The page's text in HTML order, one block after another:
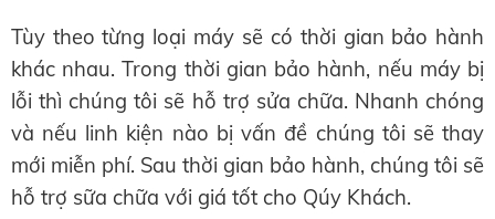
Tùy theo từng loại máy sẽ có thời gian bảo hành
khác nhau. Trong thời gian bảo hành, nếu máy bị
lỗi thì chúng tôi sẽ hỗ trợ sửa chữa. Nhanh chóng
và nếu linh kiện nào bị vấn đề chúng tôi sẽ thay
mới miễn phí. Sau thời gian bảo hành, chúng tôi sẽ
hỗ trợ sữa chữa với giá tốt cho Qúy Khách.